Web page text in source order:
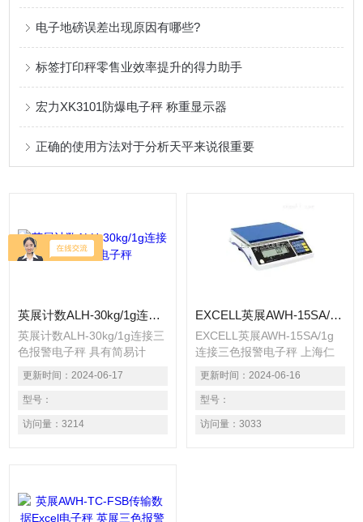
电子地磅误差出现原因有哪些?
标签打印秤零售业效率提升的得力助手
宏力XK3101防爆电子秤 称重显示器
正确的使用方法对于分析天平来说很重要
英展计数ALH-30kg/1g连接三色报警电子秤
英展计数ALH-30kg/1g连接三
色报警电子秤 具有简易计
数、计重及百分比之功能。
具有检校秤之功能。（可以设
定：HI、OK、LO三点） 具有
自动校正、自动零点追踪之功
能。 具有15段滤波稳定范围
设计良好之运送保护点功能。
电力不足时有明确
更新时间： 2024-06-17
型号：
访问量： 3214
EXCELL英展AWH-15SA/1g连接三色报警电子秤
EXCELL英展AWH-15SA/1g
连接三色报警电子秤 上海仁
沃实业发展有限公司为上海英
展电子秤授权代理商，为客户
提供各类电子天平，电子台
秤，防爆电子秤，叉车称，称
重仪表及各类衡器配件的加工
更新时间： 2024-06-16
型号：
访问量： 3033